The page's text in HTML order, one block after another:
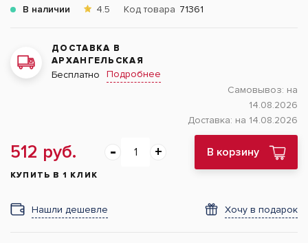
В наличии 4.5 Код товара 71361
ДОСТАВКА В
АРХАНГЕЛЬСКАЯ
Бесплатно
Подробнее
Самовывоз: на
14.08.2026
Доставка: на 14.08.2026
512 руб. В корзину
КУПИТЬ В 1 КЛИК
Нашли дешевле Хочу в подарок